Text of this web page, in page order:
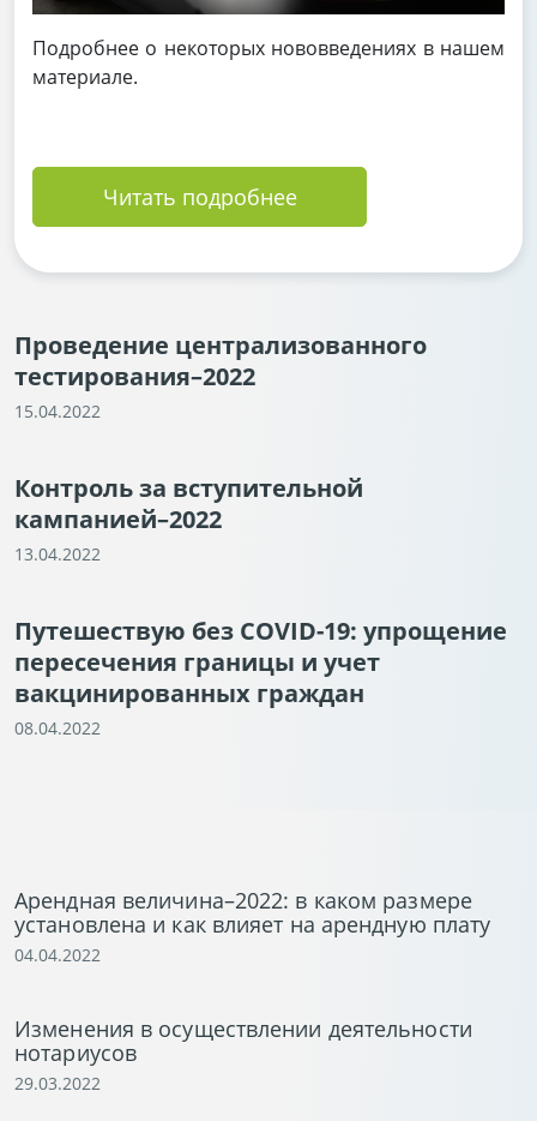
Подробнее о некоторых нововведениях в нашем
материале.
Читать подробнее
Проведение централизованного
тестирования–2022
15.04.2022
Контроль за вступительной
кампанией–2022
13.04.2022
Путешествую без COVID-19: упрощение
пересечения границы и учет
вакцинированных граждан
08.04.2022
Арендная величина–2022: в каком размере
установлена и как влияет на арендную плату
04.04.2022
Изменения в осуществлении деятельности
нотариусов
29.03.2022